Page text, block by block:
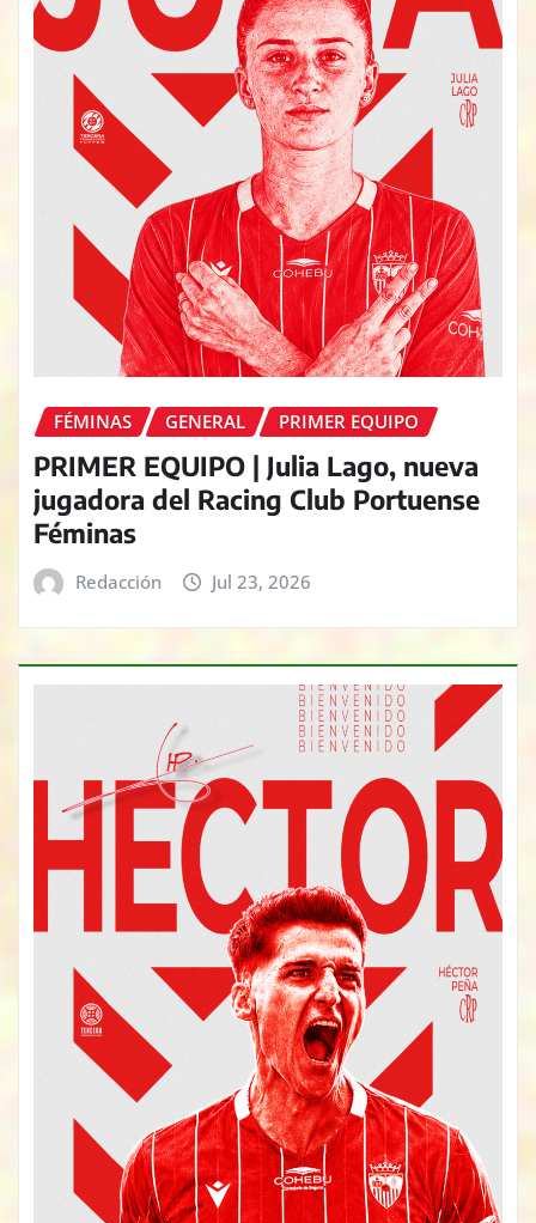
FÉMINAS GENERAL PRIMER EQUIPO
PRIMER EQUIPO | Julia Lago, nueva
jugadora del Racing Club Portuense
Féminas
Redacción Jul 23, 2026